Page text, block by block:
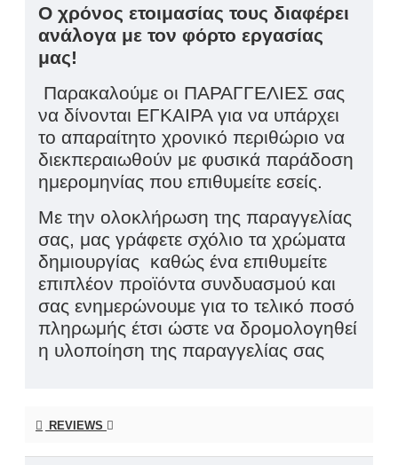
Ο χρόνος ετοιμασίας τους διαφέρει
ανάλογα με τον φόρτο εργασίας
μας!
Παρακαλούμε οι ΠΑΡΑΓΓΕΛΙΕΣ σας
να δίνονται ΕΓΚΑΙΡΑ για να υπάρχει
το απαραίτητο χρονικό περιθώριο να
διεκπεραιωθούν με φυσικά παράδοση
ημερομηνίας που επιθυμείτε εσείς.
Με την ολοκλήρωση της παραγγελίας
σας, μας γράφετε σχόλιο τα χρώματα
δημιουργίας καθώς ένα επιθυμείτε
επιπλέον προϊόντα συνδυασμού και
σας ενημερώνουμε για το τελικό ποσό
πληρωμής έτσι ώστε να δρομολογηθεί
η υλοποίηση της παραγγελίας σας
REVIEWS